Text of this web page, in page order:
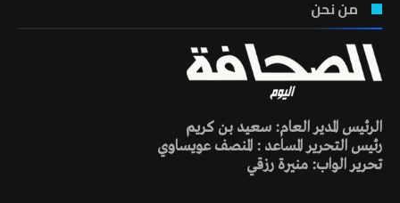
من نحن
الرئيس المدير العام: سعيد بن كريم
رئيس التحرير المساعد : المنصف عويساوي
تحرير الواب: منيرة رزقي